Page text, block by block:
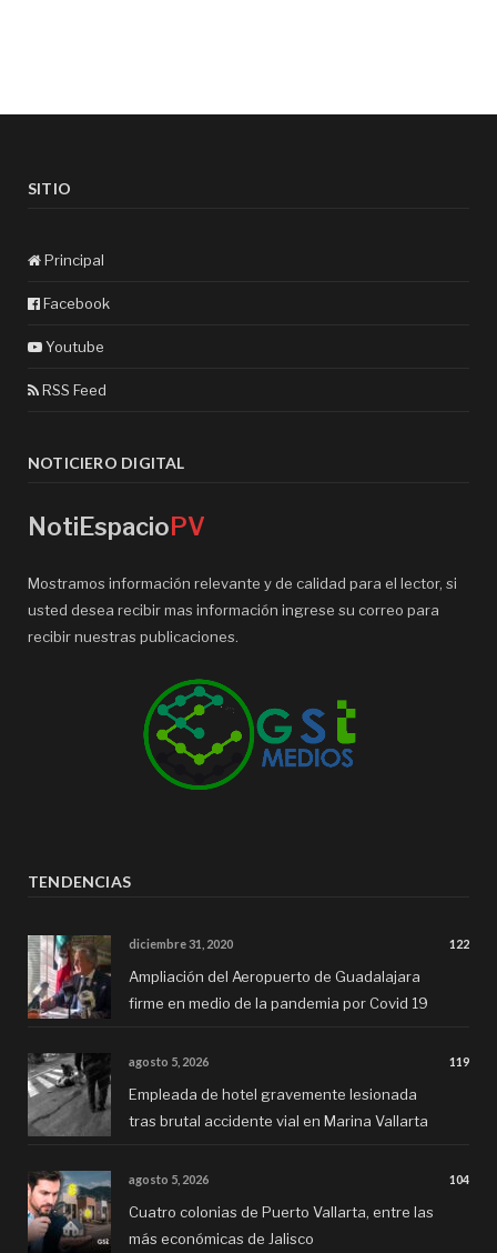
SITIO
Principal
Facebook
Youtube
RSS Feed
NOTICIERO DIGITAL
NotiEspacioPV
Mostramos información relevante y de calidad para el lector, si
usted desea recibir mas información ingrese su correo para
recibir nuestras publicaciones.
TENDENCIAS
diciembre 31, 2020 122
Ampliación del Aeropuerto de Guadalajara
firme en medio de la pandemia por Covid 19
agosto 5, 2026 119
Empleada de hotel gravemente lesionada
tras brutal accidente vial en Marina Vallarta
agosto 5, 2026 104
Cuatro colonias de Puerto Vallarta, entre las
más económicas de Jalisco